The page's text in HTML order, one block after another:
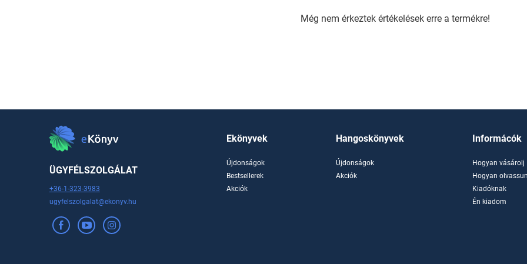
Még nem érkeztek értékelések erre a termékre!
ÜGYFÉLSZOLGÁLAT
+36-1-323-3983
ugyfelszolgalat@ekonyv.hu
Ekönyvek
Újdonságok
Bestsellerek
Akciók
Hangoskönyvek
Újdonságok
Akciók
Informácók
Hogyan vásárolj
Hogyan
Kiadóknak
Én kiadom